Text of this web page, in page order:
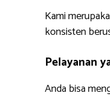
Kami
konsisten
Pelayanan
Anda bisa